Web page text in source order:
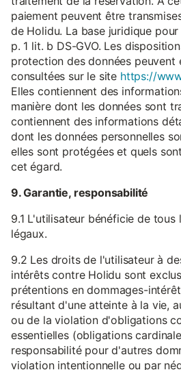
paiement peuvent être
de Holidu. La base juridique
p. 1 lit. b DS-GVO. Les
protection des données peuvent
consultées sur le site https://
Elles contiennent des
manière dont les données sont
contiennent des informations
dont les données personnelles
elles sont protégées et quels
cet égard.
9. Garantie, responsabilité
9.1 L'utilisateur bénéficie de
légaux.
9.2 Les droits de l'utilisateur à
intérêts contre Holidu sont
prétentions en dommages-
résultant d'une atteinte à la vie,
ou de la violation d'obligations
essentielles (obligations
responsabilité pour d'autres
violation intentionnelle ou par